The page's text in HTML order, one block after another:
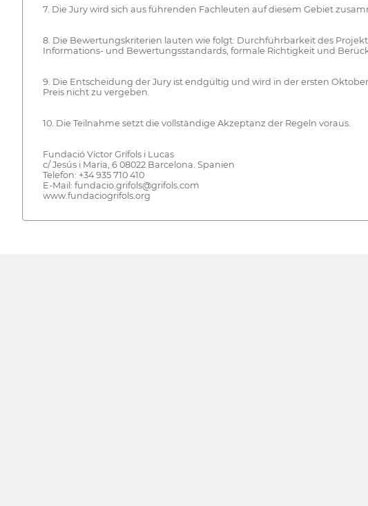
7. Die Jury wird sich aus führenden Fachleuten auf diesem Gebiet
8. Die Bewertungskriterien lauten wie folgt: Durchführbarkeit des
Informations- und Bewertungsstandards, formale Richtigkeit und
9. Die Entscheidung der Jury ist endgültig und wird in der ersten
Preis nicht zu vergeben.
10. Die Teilnahme setzt die vollständige Akzeptanz der Regeln voraus.
Fundació Víctor Grífols i Lucas
c/ Jesús i Maria, 6 08022 Barcelona. Spanien
Telefon: +34 935 710 410
E-Mail: fundacio.grifols@grifols.com
www.fundaciogrifols.org